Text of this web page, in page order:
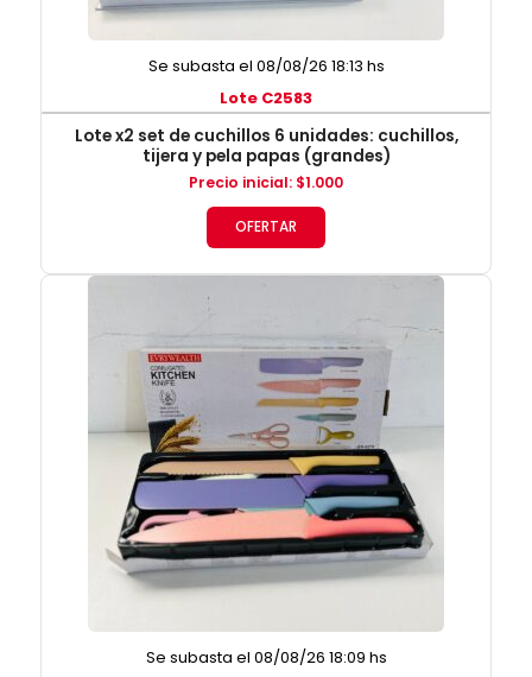
Se subasta el 08/08/26 18:13 hs
Lote C2583
Lote x2 set de cuchillos 6 unidades: cuchillos,
tijera y pela papas (grandes)
Precio inicial: $1.000
OFERTAR
Se subasta el 08/08/26 18:09 hs